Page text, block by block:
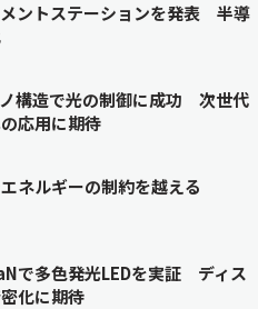
ントステーションを発表 半導
構造で光の制御に成功 次世代
応用に期待
ネルギーの制約を越える
で多色発光LEDを実証 ディス
化に期待